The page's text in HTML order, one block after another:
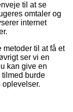
til at se
omtaler og
internet
metoder til at få et
ser vi en
kan give en
burde
oplevelser.